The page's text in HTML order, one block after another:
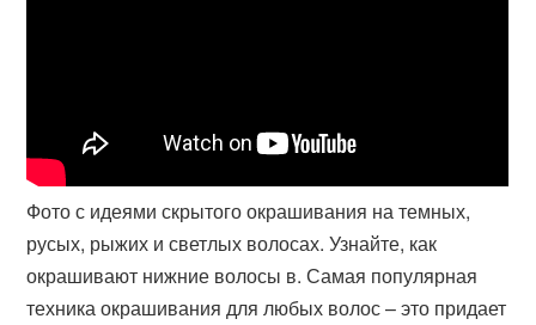
Фото с идеями скрытого окрашивания на темных,
русых, рыжих и светлых волосах. Узнайте, как
окрашивают нижние волосы в. Самая популярная
техника окрашивания для любых волос – это придает